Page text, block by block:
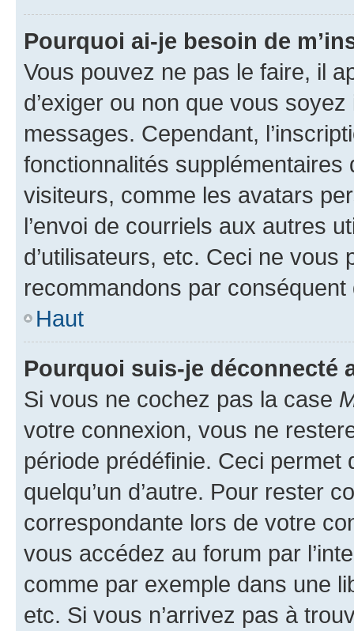
Pourquoi ai-je besoin de
Vous pouvez ne pas le faire, il
d’exiger ou non que vous
messages. Cependant,
fonctionnalités
visiteurs, comme les avatars
l’envoi de courriels aux autres
d’utilisateurs, etc. Ceci ne vous
recommandons par conséquent
Haut
Pourquoi suis-je déconnecté
Si vous ne cochez pas la case
votre connexion, vous ne
période prédéfinie. Ceci permet
quelqu’un d’autre. Pour rester
correspondante lors de votre
vous accédez au forum par
comme par exemple dans une
etc. Si vous n’arrivez pas à